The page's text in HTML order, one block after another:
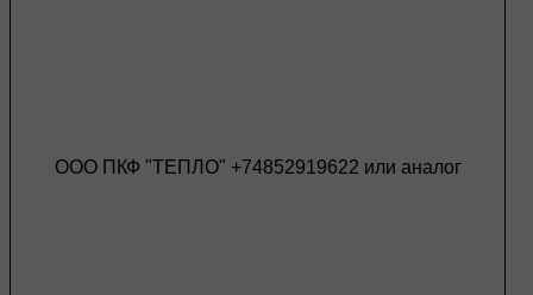
ООО ПКФ "ТЕПЛО" +74852919622 или аналог